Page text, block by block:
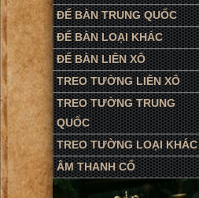
ĐỂ BÀN TRUNG QUỐC
ĐỂ BÀN LOẠI KHÁC
ĐỂ BÀN LIÊN XÔ
TREO TƯỜNG LIÊN XÔ
TREO TƯỜNG TRUNG
QUỐC
TREO TƯỜNG LOẠI KHÁC
ÂM THANH CỔ